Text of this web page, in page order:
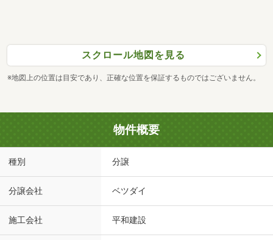
スクロール地図を見る
※地図上の位置は目安であり、正確な位置を保証するものではございません。
物件概要
種別 分譲
分譲会社 ベツダイ
施工会社 平和建設